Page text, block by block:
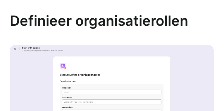
Definieer organisatierollen